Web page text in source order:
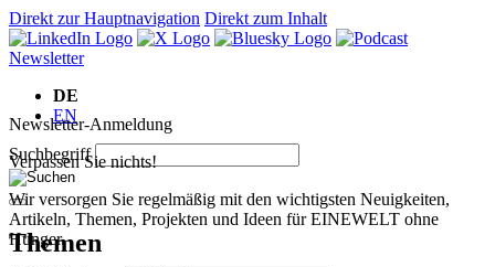
Direkt zur Hauptnavigation Direkt zum Inhalt
Newsletter
DE
EN
Suchbegriff
Themen
Newsletter-Anmeldung
Verpassen Sie nichts!
Wir versorgen Sie regelmäßig mit den wichtigsten Neuigkeiten,
Artikeln, Themen, Projekten und Ideen für EINEWELT ohne
Hunger.